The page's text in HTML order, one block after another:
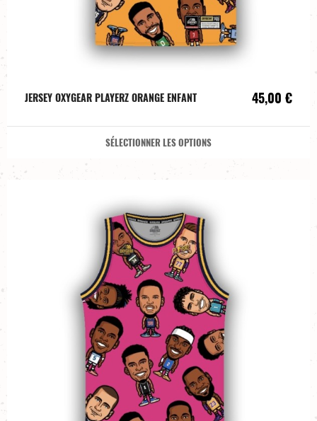
JERSEY OXYGEAR PLAYERZ ORANGE ENFANT 45,00 €
SÉLECTIONNER LES OPTIONS